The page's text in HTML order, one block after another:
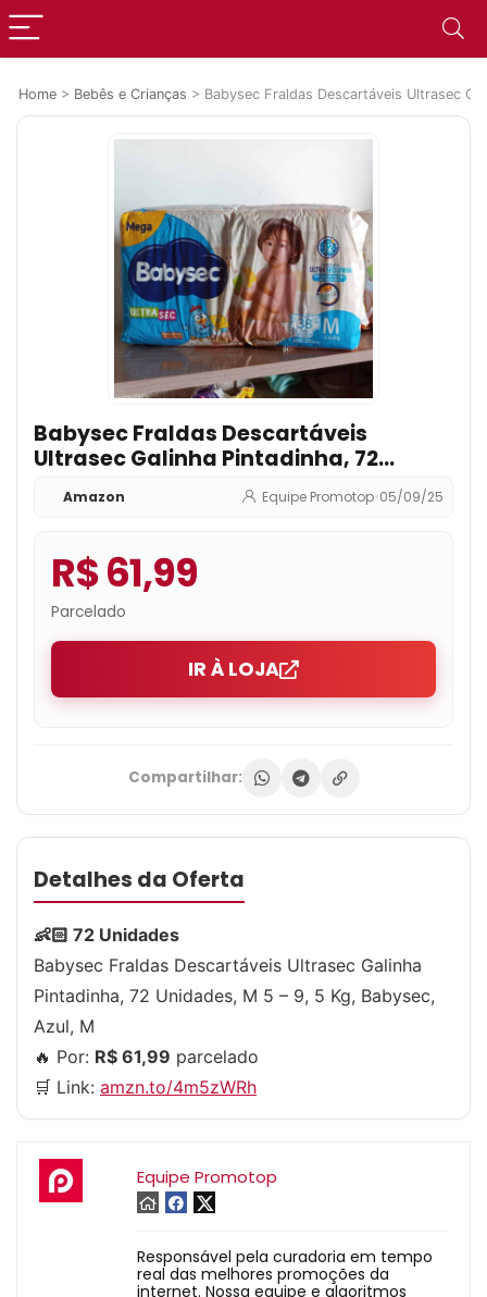
Home > Bebês e Crianças > Babysec Fraldas Descartáveis Ultrasec
Babysec Fraldas Descartáveis
Ultrasec Galinha Pintadinha, 72
Unidades, Tamanho M 5 – 9, 5 Kg,
Babysec, Azul, M
Amazon Equipe Promotop•05/09/25
R$ 61,99
Parcelado
IR À LOJA
Compartilhar:
Detalhes da Oferta
👶🏻 72 Unidades
Babysec Fraldas Descartáveis Ultrasec Galinha
Pintadinha, 72 Unidades, M 5 – 9, 5 Kg, Babysec,
Azul, M
🔥 Por: R$ 61,99 parcelado
🛒 Link: amzn.to/4m5zWRh
Equipe Promotop
Responsável pela curadoria em tempo
real das melhores promoções da
internet. Nossa equipe e algoritmos